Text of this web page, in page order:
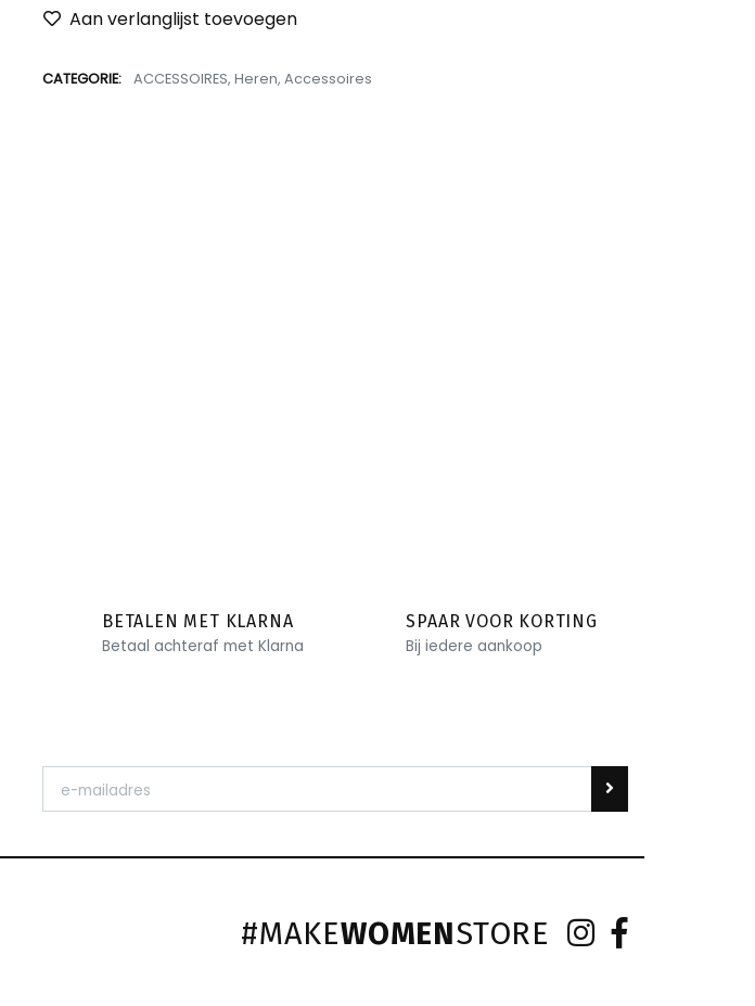
Aan verlanglijst toevoegen
CATEGORIE: ACCESSOIRES, Heren, Accessoires
BETALEN MET KLARNA
Betaal achteraf met Klarna
SPAAR VOOR KORTING
Bij iedere aankoop
#MAKEWOMENSTORE